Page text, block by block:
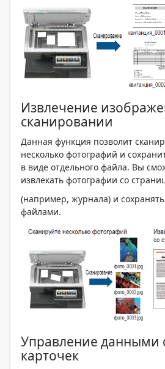
Извлечение
сканировании
Данная функция позволит
несколько фотографий и
в виде отдельного файла. Вы
извлекать фотографии со
(например, журнала) и
файлами.
Управление данными
карточек